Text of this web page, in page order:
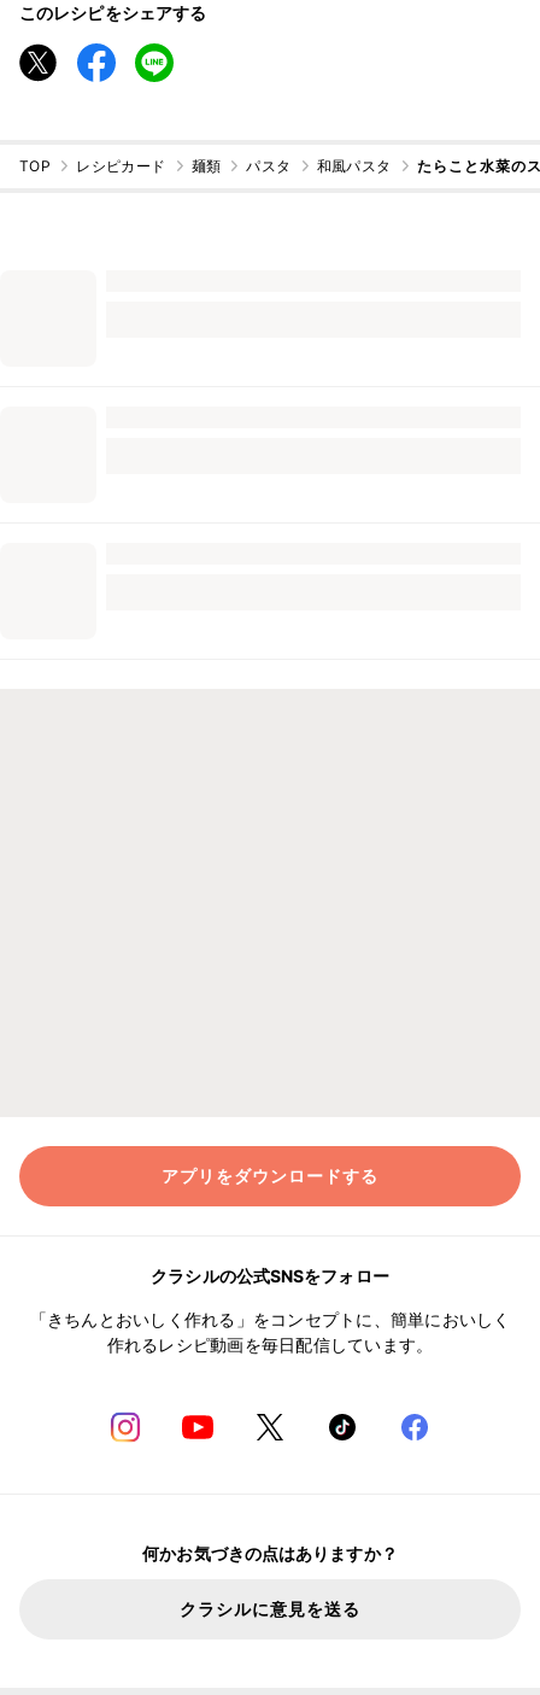
このレシピをシェアする
TOP レシピカード 麺類 パスタ 和風パスタ たらこと水菜の
アプリをダウンロードする
クラシルの公式SNSをフォロー
「きちんとおいしく作れる」をコンセプトに、簡単においしく
作れるレシピ動画を毎日配信しています。
何かお気づきの点はありますか？
クラシルに意見を送る